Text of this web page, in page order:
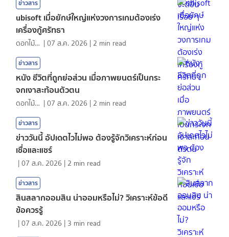
ข่าวสาร
ubisoft เมื่อยักษ์ใหญ่แห่งวงการเกมต้องเร่ง
เครื่องกู้ศรัทธา
ดอกไม้กับสายน้ำ |07 ส.ค. 2026 | 2 min read
ข่าวสาร
หนัง ชีวิตที่ถูกย่อส่วน เมื่อภาพยนตร์เป็นกระ
จกเงาสะท้อนตัวตน
ดอกไม้กับสายน้ำ |07 ส.ค. 2026 | 2 min read
ข่าวสาร
ข่าววันนี้ อัปเดตไวไม่พอ ต้องรู้จักวิเคราะห์ก่อน
เชื่อและแชร์
|07 ส.ค. 2026 | 2 min read
ข่าวสาร
สินสลากออมสิน น่าออมหรือไม่? วิเคราะห์ข้อดี
ข้อควรรู้
|07 ส.ค. 2026 | 3 min read